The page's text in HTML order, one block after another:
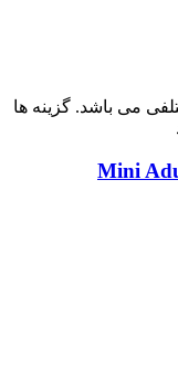
می باشد. گزینه ها